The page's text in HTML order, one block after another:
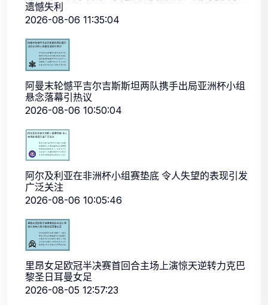
遗憾失利
2026-08-06 11:35:04
阿曼末轮憾平吉尔吉斯斯坦两队携手出局亚洲杯小组
悬念落幕引热议
2026-08-06 10:50:04
阿尔及利亚在非洲杯小组赛垫底 令人失望的表现引发
广泛关注
2026-08-06 10:05:46
里昂女足欧冠半决赛首回合主场上演惊天逆转力克巴
黎圣日耳曼女足
2026-08-05 12:57:23